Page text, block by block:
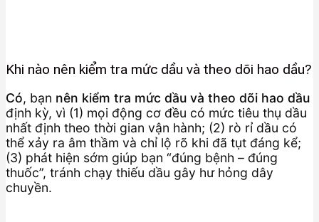
Khi nào nên kiểm tra mức dầu và theo dõi hao dầu?
Có, bạn nên kiểm tra mức dầu và theo dõi hao dầu
định kỳ, vì (1) mọi động cơ đều có mức tiêu thụ dầu
nhất định theo thời gian vận hành; (2) rò rỉ dầu có
thể xảy ra âm thầm và chỉ lộ rõ khi đã tụt đáng kể;
(3) phát hiện sớm giúp bạn “đúng bệnh – đúng
thuốc”, tránh chạy thiếu dầu gây hư hỏng dây
chuyền.